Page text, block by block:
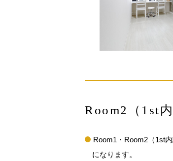
Room2（1st内
Room1・Room2（1st
になります。